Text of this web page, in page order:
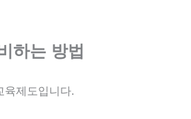
하는 방법
육제도입니다.